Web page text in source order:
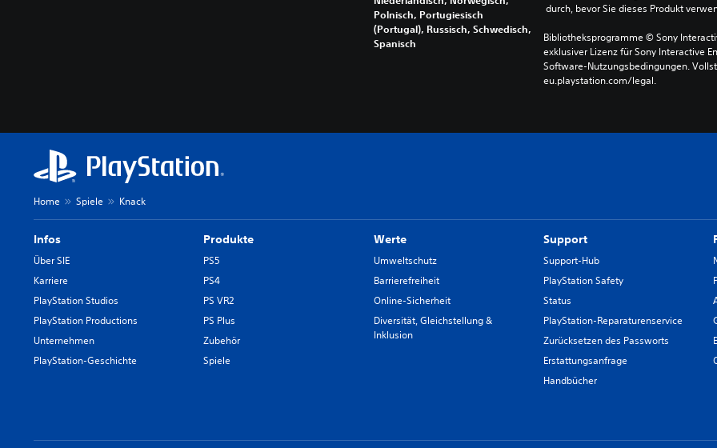
Polnisch, Portugiesisch
(Portugal), Russisch, Schwedisch,
Spanisch
durch, bevor Sie dieses Produkt
Bibliotheksprogramme © Sony
exklusiver Lizenz für Sony Interactive
Software-Nutzungsbedingungen.
eu.playstation.com/legal.
Home Spiele Knack
Infos
Über SIE
Karriere
PlayStation Studios
PlayStation Productions
Unternehmen
PlayStation-Geschichte
Produkte
PS5
PS4
PS VR2
PS Plus
Zubehör
Spiele
Werte
Umweltschutz
Barrierefreiheit
Online-Sicherheit
Diversität, Gleichstellung &
Inklusion
Support
Support-Hub
PlayStation Safety
Status
PlayStation-Reparaturenservice
Zurücksetzen des Passworts
Erstattungsanfrage
Handbücher